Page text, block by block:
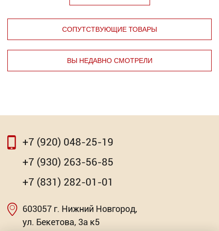
СОПУТСТВУЮЩИЕ ТОВАРЫ
⇦
Респиратор с клапаном 3М 8122
105.46Р
-
⇨
ВЫ НЕДАВНО СМОТРЕЛИ
⇦
Насадка для МФИ ЗУБР DIAMOND керамика,
мрамор, стекло
+7 (920) 048-25-19
+7 (930) 263-56-85
+7 (831) 282-01-01
603057 г. Нижний Новгород,
ул. Бекетова, 3а к5